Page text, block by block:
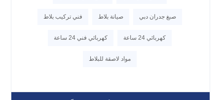
صبغ جدران دبي صيانة بلاط فني تركيب بلاط
كهربائي 24 ساعة كهربائي فني 24 ساعة
مواد لاصقة للبلاط